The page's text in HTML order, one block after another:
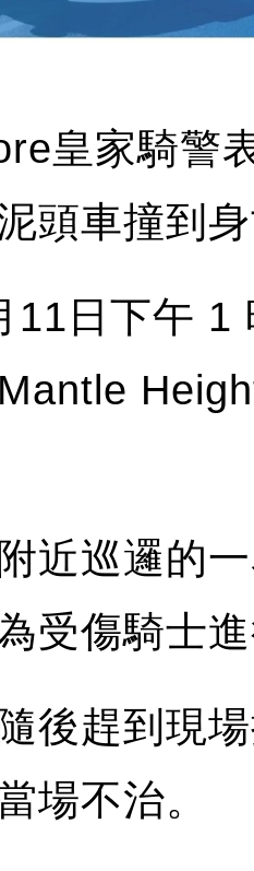
皇家騎警
頭車撞到
11日下午 1
近巡邏的
受傷騎士
後趕到現
場不治。